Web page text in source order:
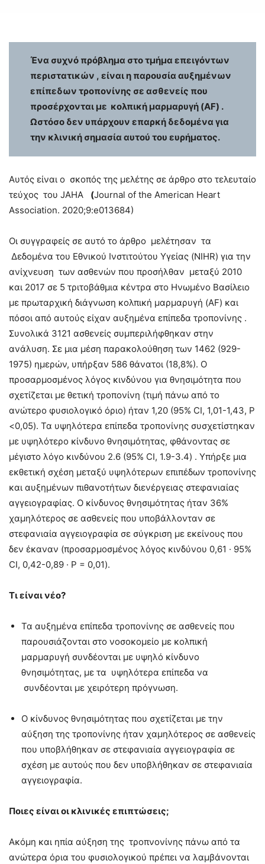
Ένα συχνό πρόβλημα στο τμήμα επειγόντων
περιστατικών , είναι η παρουσία αυξημένων
επίπεδων τροπονίνης σε ασθενείς που
προσέρχονται με κολπική μαρμαρυγή (AF) .
Ωστόσο δεν υπάρχουν επαρκή δεδομένα για
την κλινική σημασία αυτού του ευρήματος.
Αυτός είναι ο σκοπός της μελέτης σε άρθρο στο τελευταίο
τεύχος του JAHA (Journal of the American Heart
Association. 2020;9:e013684)
Οι συγγραφείς σε αυτό το άρθρο μελέτησαν τα
Δεδομένα του Εθνικού Ινστιτούτου Υγείας (NIHR) για την
ανίχνευση των ασθενών που προσήλθαν μεταξύ 2010
και 2017 σε 5 τριτοβάθμια κέντρα στο Ηνωμένο Βασίλειο
με πρωταρχική διάγνωση κολπική μαρμαρυγή (AF) και
πόσοι από αυτούς είχαν αυξημένα επίπεδα τροπονίνης .
Συνολικά 3121 ασθενείς συμπεριλήφθηκαν στην
ανάλυση. Σε μια μέση παρακολούθηση των 1462 (929-
1975) ημερών, υπήρξαν 586 θάνατοι (18,8%). Ο
προσαρμοσμένος λόγος κινδύνου για θνησιμότητα που
σχετίζεται με θετική τροπονίνη (τιμή πάνω από το
ανώτερο φυσιολογικό όριο) ήταν 1,20 (95% CI, 1,01-1,43, P
<0,05). Τα υψηλότερα επίπεδα τροπονίνης συσχετίστηκαν
με υψηλότερο κίνδυνο θνησιμότητας, φθάνοντας σε
μέγιστο λόγο κινδύνου 2.6 (95% CI, 1.9-3.4) . Υπήρξε μια
εκθετική σχέση μεταξύ υψηλότερων επιπέδων τροπονίνης
και αυξημένων πιθανοτήτων διενέργειας στεφανιαίας
αγγειογραφίας. Ο κίνδυνος θνησιμότητας ήταν 36%
χαμηλότερος σε ασθενείς που υποβάλλονταν σε
στεφανιαία αγγειογραφία σε σύγκριση με εκείνους που
δεν έκαναν (προσαρμοσμένος λόγος κινδύνου 0,61 · 95%
CI, 0,42-0,89 · P = 0,01).
Τι είναι νέο?
Τα αυξημένα επίπεδα τροπονίνης σε ασθενείς που
παρουσιάζονται στο νοσοκομείο με κολπική
μαρμαρυγή συνδέονται με υψηλό κίνδυνο
θνησιμότητας, με τα υψηλότερα επίπεδα να
συνδέονται με χειρότερη πρόγνωση.
Ο κίνδυνος θνησιμότητας που σχετίζεται με την
αύξηση της τροπονίνης ήταν χαμηλότερος σε ασθενείς
που υποβλήθηκαν σε στεφανιαία αγγειογραφία σε
σχέση με αυτούς που δεν υποβλήθηκαν σε στεφανιαία
αγγειογραφία.
Ποιες είναι οι κλινικές επιπτώσεις;
Ακόμη και ηπία αύξηση της τροπνονίνης πάνω από τα
ανώτερα όρια του φυσιολογικού πρέπει να λαμβάνονται